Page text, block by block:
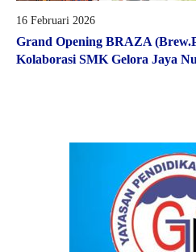
16 Februari 2026
Grand Opening BRAZA
Kolaborasi SMK Gelora Jaya